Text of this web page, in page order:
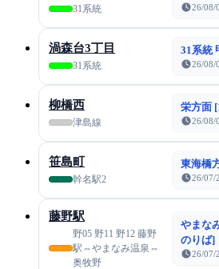
31系統 26/08/
渦森台3丁目
31系統
31系統
26/08/
柳橋西
津島線
栄方面
26/08/
笹島町
幹名駅2
東海橋
26/07/
藤野駅
野05 野11 野12 藤野
駅⇔やまなみ温泉⇔
奥牧野
やまな
のりば]
26/07/